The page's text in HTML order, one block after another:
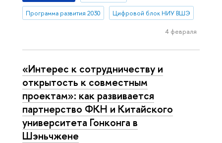
Программа развития 2030 Цифровой блок НИУ ВШЭ
4 февраля
«Интерес к сотрудничеству и
открытость к совместным
проектам»: как развивается
партнерство ФКН и Китайского
университета Гонконга в
Шэньчжене